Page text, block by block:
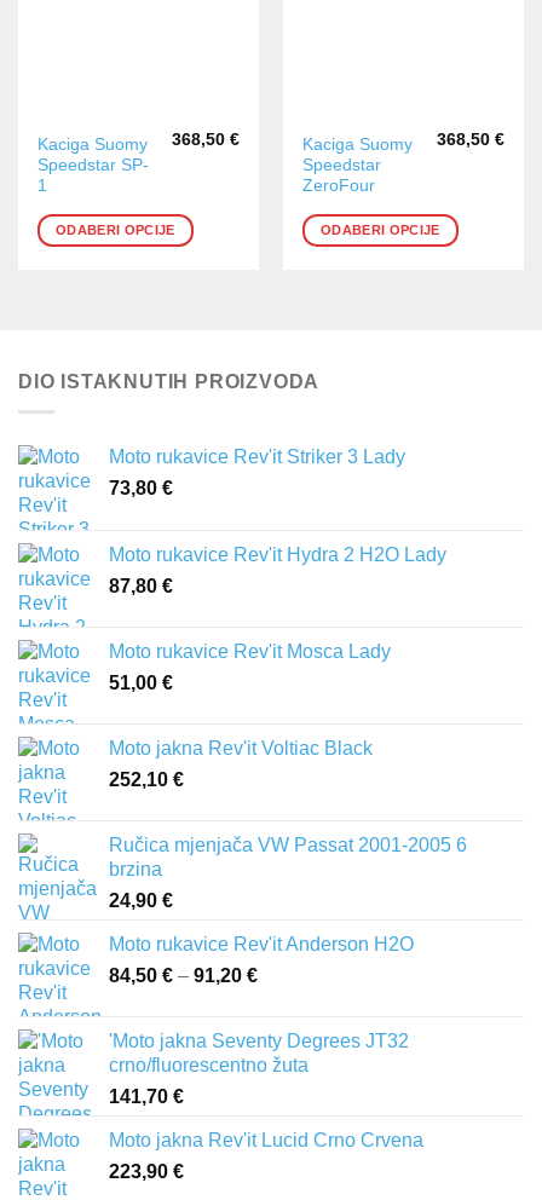
Kaciga Suomy
Speedstar SP-
1
368,50 €
ODABERI OPCIJE
Ovaj
proizvod
ima
više
varijanti.
na
Kaciga Suomy
Speedstar
ZeroFour
368,50 €
ODABERI OPCIJE
Ovaj
proizvod
ima
više
varijanti.
na
DIO ISTAKNUTIH PROIZVODA
Moto rukavice Rev'it Striker 3 Lady
73,80 €
Moto rukavice Rev'it Hydra 2 H2O Lady
87,80 €
Moto rukavice Rev'it Mosca Lady
51,00 €
Moto jakna Rev'it Voltiac Black
252,10 €
Ručica mjenjača VW Passat 2001-2005 6
brzina
24,90 €
Moto rukavice Rev'it Anderson H2O
84,50 € – 91,20 €
84,50 €
do
'Moto jakna Seventy Degrees JT32
crno/fluorescentno žuta
141,70 €
Moto jakna Rev'it Lucid Crno Crvena
223,90 €